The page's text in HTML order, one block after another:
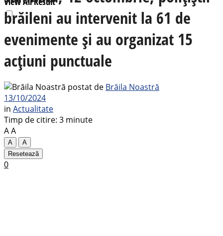
brăileni au intervenit la 61 de
evenimente și au organizat 15
acțiuni punctuale
postat de Brăila Noastră
13/10/2024
in Actualitate
Timp de citire: 3 minute
AA
A
A
Resetează
0